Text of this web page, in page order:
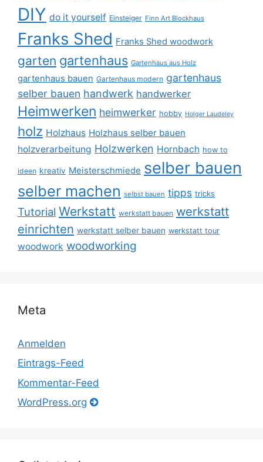
DIY do it yourself Einsteiger Finn Art Blockhaus
Franks Shed Franks Shed woodwork
garten gartenhaus Gartenhaus aus Holz
gartenhaus bauen Gartenhaus modern gartenhaus
selber bauen handwerk handwerker
Heimwerken heimwerker hobby Holger Laudeley
holz Holzhaus Holzhaus selber bauen
holzverarbeitung Holzwerken Hornbach how to
ideen kreativ Meisterschmiede selber bauen
selber machen selbst bauen tipps tricks
Tutorial Werkstatt werkstatt bauen werkstatt
einrichten werkstatt selber bauen werkstatt tour
woodwork woodworking
Meta
Anmelden
Eintrags-Feed
Kommentar-Feed
WordPress.org